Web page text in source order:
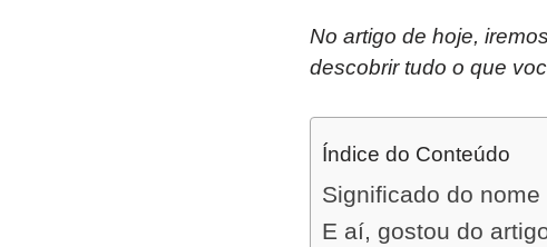
No artigo de hoje,
descobrir tudo o que
Índice do Conteúdo
Significado do nome
E aí, gostou do